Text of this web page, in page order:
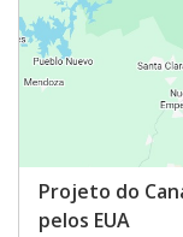
Projeto do
pelos EUA